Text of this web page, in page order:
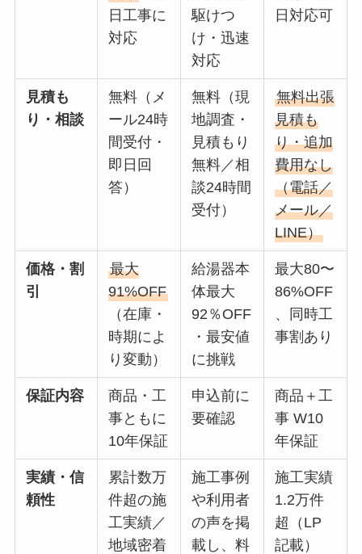
日工事に
対応
駆けつ
け・迅速
対応
日対応可
見積も
り・相談
無料（メ
ール24時
間受付・
即日回
答）
無料（現
地調査・
見積もり
無料／相
談24時間
受付）
無料出張
見積も
り・追加
費用なし
（電話／
メール／
LINE）
価格・割
引
最大
91%OFF
（在庫・
時期によ
り変動）
給湯器本
体最大
92％OFF
・最安値
に挑戦
最大80〜
86%OFF
、同時工
事割あり
保証内容
商品・工
事ともに
10年保証
申込前に
要確認
商品＋工
事 W10
年保証
実績・信
頼性
累計数万
件超の施
工実績／
地域密着
施工事例
や利用者
の声を掲
載し、料
施工実績
1.2万件
超（LP
記載）